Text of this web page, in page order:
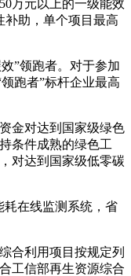
万元以上的一级能效
补助，单个项目最高
”领跑者。对于参加
跑者”标杆企业最高
金对达到国家级绿色
条件成熟的绿色工
对达到国家级低零碳
在线监测系统，省
合利用项目按规定列
工信部再生资源综合